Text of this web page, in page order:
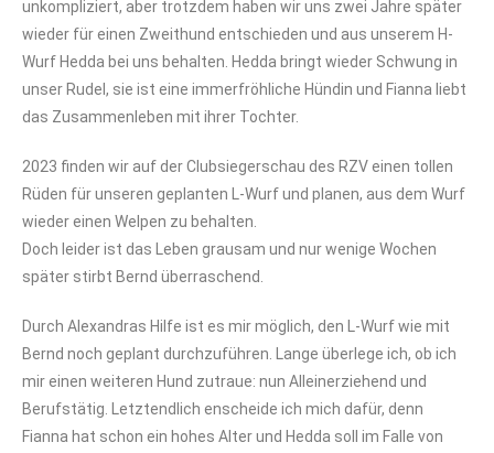
unkompliziert, aber trotzdem haben wir uns zwei Jahre später
wieder für einen Zweithund entschieden und aus unserem H-
Wurf Hedda bei uns behalten. Hedda bringt wieder Schwung in
unser Rudel, sie ist eine immerfröhliche Hündin und Fianna liebt
das Zusammenleben mit ihrer Tochter.
2023 finden wir auf der Clubsiegerschau des RZV einen tollen
Rüden für unseren geplanten L-Wurf und planen, aus dem Wurf
wieder einen Welpen zu behalten.
Doch leider ist das Leben grausam und nur wenige Wochen
später stirbt Bernd überraschend.
Durch Alexandras Hilfe ist es mir möglich, den L-Wurf wie mit
Bernd noch geplant durchzuführen. Lange überlege ich, ob ich
mir einen weiteren Hund zutraue: nun Alleinerziehend und
Berufstätig. Letztendlich enscheide ich mich dafür, denn
Fianna hat schon ein hohes Alter und Hedda soll im Falle von